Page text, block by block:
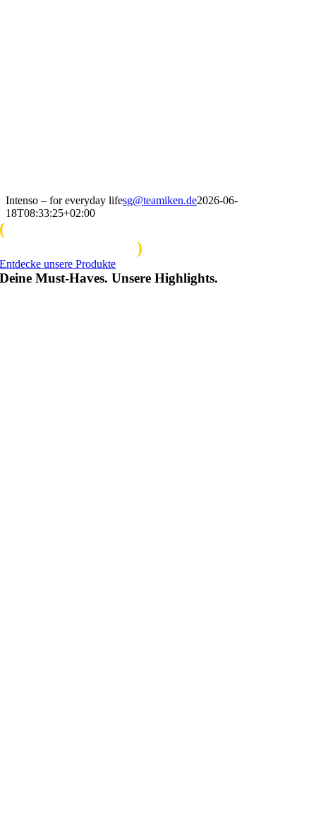
Intenso – for everyday lifesg@teamiken.de2026-06-
18T08:33:25+02:00
(
Alltag abgestimmt.)
Entdecke unsere Produkte
Deine Must-Haves. Unsere Highlights.